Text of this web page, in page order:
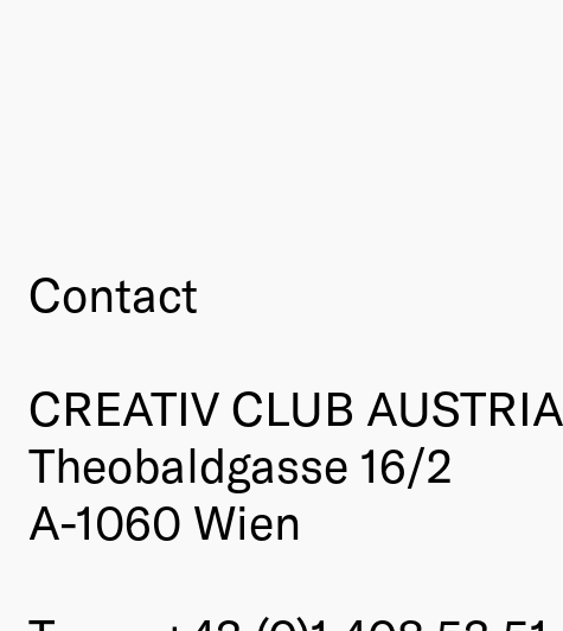
Contact
CREATIV CLUB AUSTRIA
Theobaldgasse 16/2
A-1060 Wien